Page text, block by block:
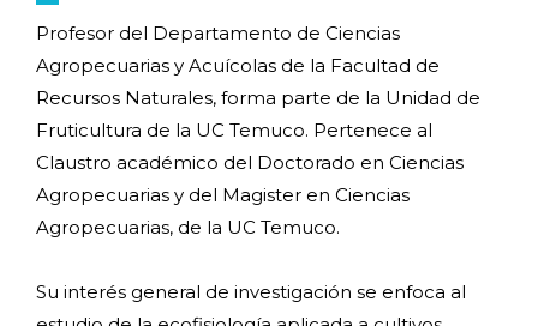
Profesor del Departamento de Ciencias
Agropecuarias y Acuícolas de la Facultad de
Recursos Naturales, forma parte de la Unidad de
Fruticultura de la UC Temuco. Pertenece al
Claustro académico del Doctorado en Ciencias
Agropecuarias y del Magister en Ciencias
Agropecuarias, de la UC Temuco.
Su interés general de investigación se enfoca al